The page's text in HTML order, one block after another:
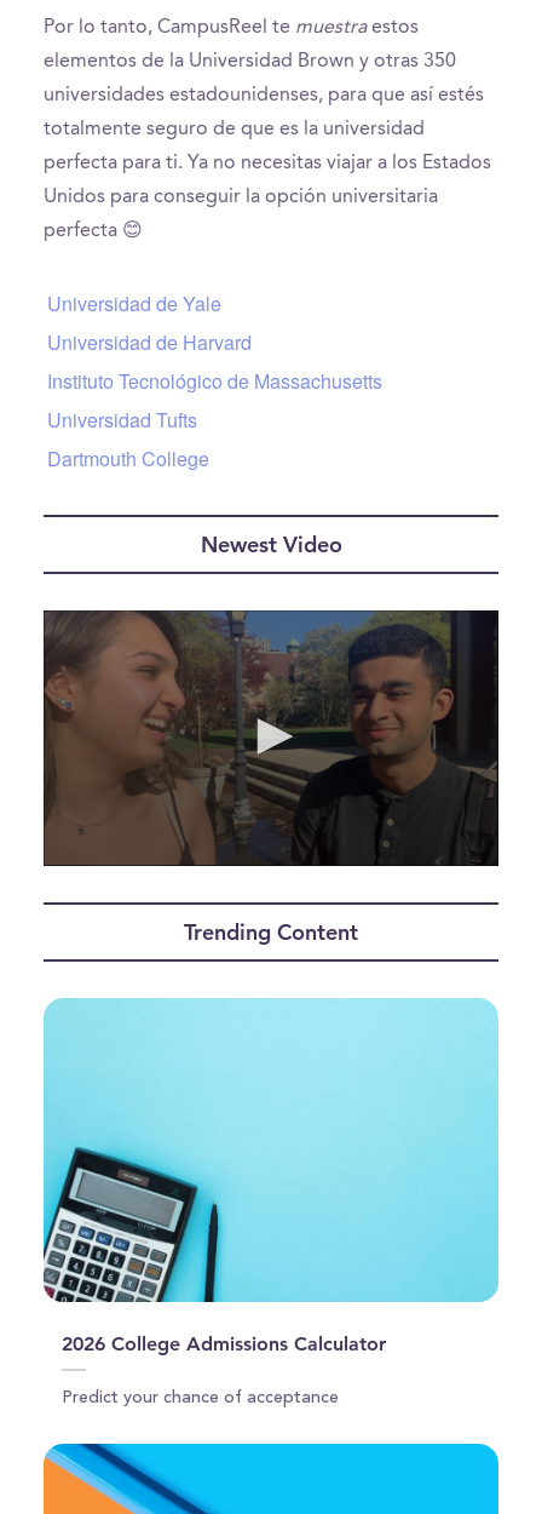
Por lo tanto, CampusReel te muestraestos
elementos de la Universidad Brown y otras 350
universidades estadounidenses, para que así estés
totalmente seguro de que es la universidad
perfecta para ti. Ya no necesitas viajar a los Estados
Unidos para conseguir la opción universitaria
perfecta 😊
Universidad de Yale
Universidad de Harvard
Instituto Tecnológico de Massachusetts
Universidad Tufts
Dartmouth College
Newest Video
Trending Content
2026 College Admissions Calculator
Predict your chance of acceptance